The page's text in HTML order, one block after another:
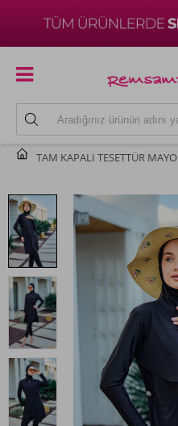
TAM KAPALI TESETTÜR MAYO